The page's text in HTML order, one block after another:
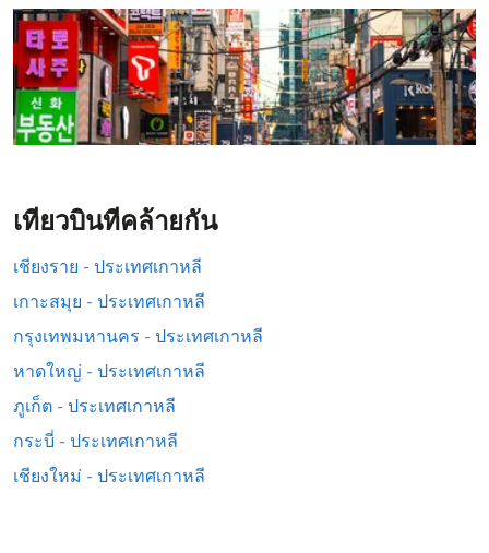
เที่ยวบินที่คล้ายกัน
เชียงราย - ประเทศเกาหลี
เกาะสมุย - ประเทศเกาหลี
กรุงเทพมหานคร - ประเทศเกาหลี
หาดใหญ่ - ประเทศเกาหลี
ภูเก็ต - ประเทศเกาหลี
กระบี่ - ประเทศเกาหลี
เชียงใหม่ - ประเทศเกาหลี